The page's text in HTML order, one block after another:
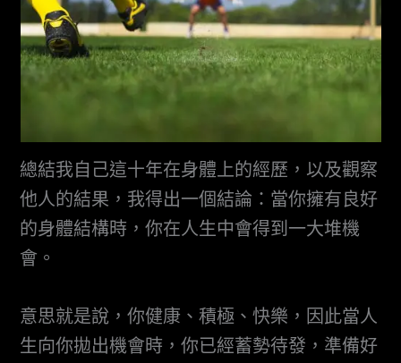
總結我自己這十年在身體上的經歷，以及觀察
他人的結果，我得出一個結論：當你擁有良好
的身體結構時，你在人生中會得到一大堆機
會。
意思就是說，你健康、積極、快樂，因此當人
生向你拋出機會時，你已經蓄勢待發，準備好